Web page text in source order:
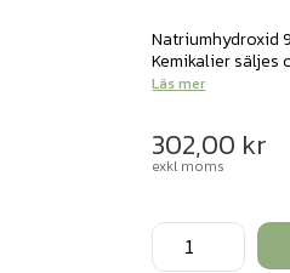
Natriumhydroxid
Kemikalier säljes
Läs mer
302,00 kr
exkl moms
Natriumhydroxid
98%